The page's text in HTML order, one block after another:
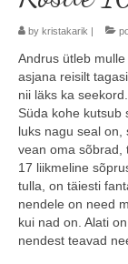
Minust
Koolitused
Tuleks
by kristakarik |
Andrus ütleb
asjana reisilt
nii läks ka
Süda kohe kutsub
luks nagu seal on,
vean oma sõbrad,
17 liikmeline
tulla, on täiesti
nendele on need
kui nad on. Alati
nendest teavad